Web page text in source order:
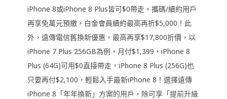
iPhone 8或iPhone 8 Plus皆可$0帶走。攜碼/續約用戶
再享免萬元預繳，白金會員續約最高再折$5,000！此
外，遠傳電信舊換新優惠，最高再享$17,800折價，以
iPhone 7 Plus 256GB為例，月付$1,399，iPhone 8
Plus (64G)可用$0直接帶走，iPhone 8 Plus (256G)也
只要再付$2,100，輕鬆入手最新iPhone 8！選擇遠傳
iPhone 8「年年換新」方案的用戶，除可享「提前升級